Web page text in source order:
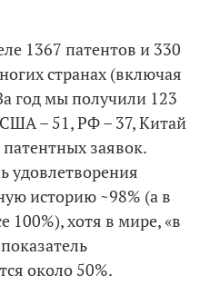
1367 патентов и 330
странах (включая
год мы получили 123
– 51, РФ – 37, Китай
заявок.
удовлетворения
историю ~98% (а в
100%), хотя в мире, «в
около 50%.